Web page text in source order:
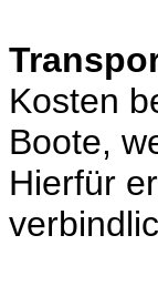
Kosten
Boote,
Hierfür